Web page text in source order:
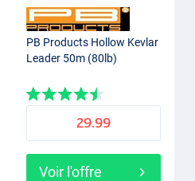
PB Products Hollow Kevlar
Leader 50m (80lb)
29.99
Voir l'offre